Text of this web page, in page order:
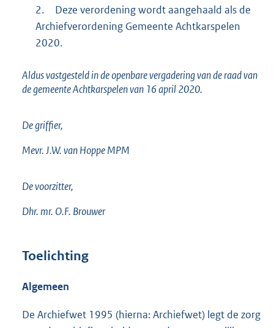
2.
Deze verordening wordt aangehaald als de
Archiefverordening Gemeente Achtkarspelen
2020.
Aldus vastgesteld in de openbare vergadering van de raad van
de gemeente Achtkarspelen van 16 april 2020.
De griffier,
Mevr. J.W. van Hoppe MPM
De voorzitter,
Dhr. mr. O.F. Brouwer
Toelichting
Algemeen
De Archiefwet 1995 (hierna: Archiefwet) legt de zorg